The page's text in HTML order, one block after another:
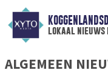
lokaal nieuws
ALGEMEEN